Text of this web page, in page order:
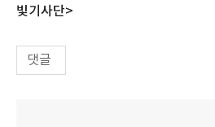
빛기사단>
댓글